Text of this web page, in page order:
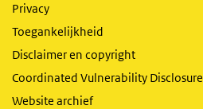
Privacy
Toegankelijkheid
Disclaimer en copyright
Coordinated Vulnerability Disclosure
Website archief